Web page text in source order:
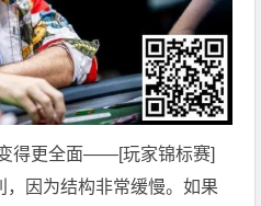
得更全面——[玩家锦标赛]
因为结构非常缓慢。如果